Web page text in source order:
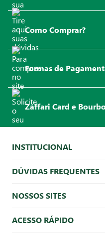
Como Comprar?
Formas de
Zaffari Card e
INSTITUCIONAL
DÚVIDAS FREQUENTES
NOSSOS SITES
ACESSO RÁPIDO